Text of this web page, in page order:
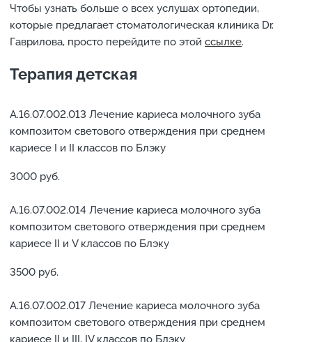
Чтобы узнать больше о всех услушах ортопедии,
которые предлагает стоматологическая клиника Dr.
Гаврилова, просто перейдите по этой ссылке.
Терапия детская
А.16.07.002.013 Лечение кариеса молочного зуба
композитом светового отверждения при среднем
кариесе I и II классов по Блэку
3000 руб.
А.16.07.002.014 Лечение кариеса молочного зуба
композитом светового отверждения при среднем
кариесе II и V классов по Блэку
3500 руб.
А.16.07.002.017 Лечение кариеса молочного зуба
композитом светового отверждения при среднем
кариесе II и III, IV классов по Блэку